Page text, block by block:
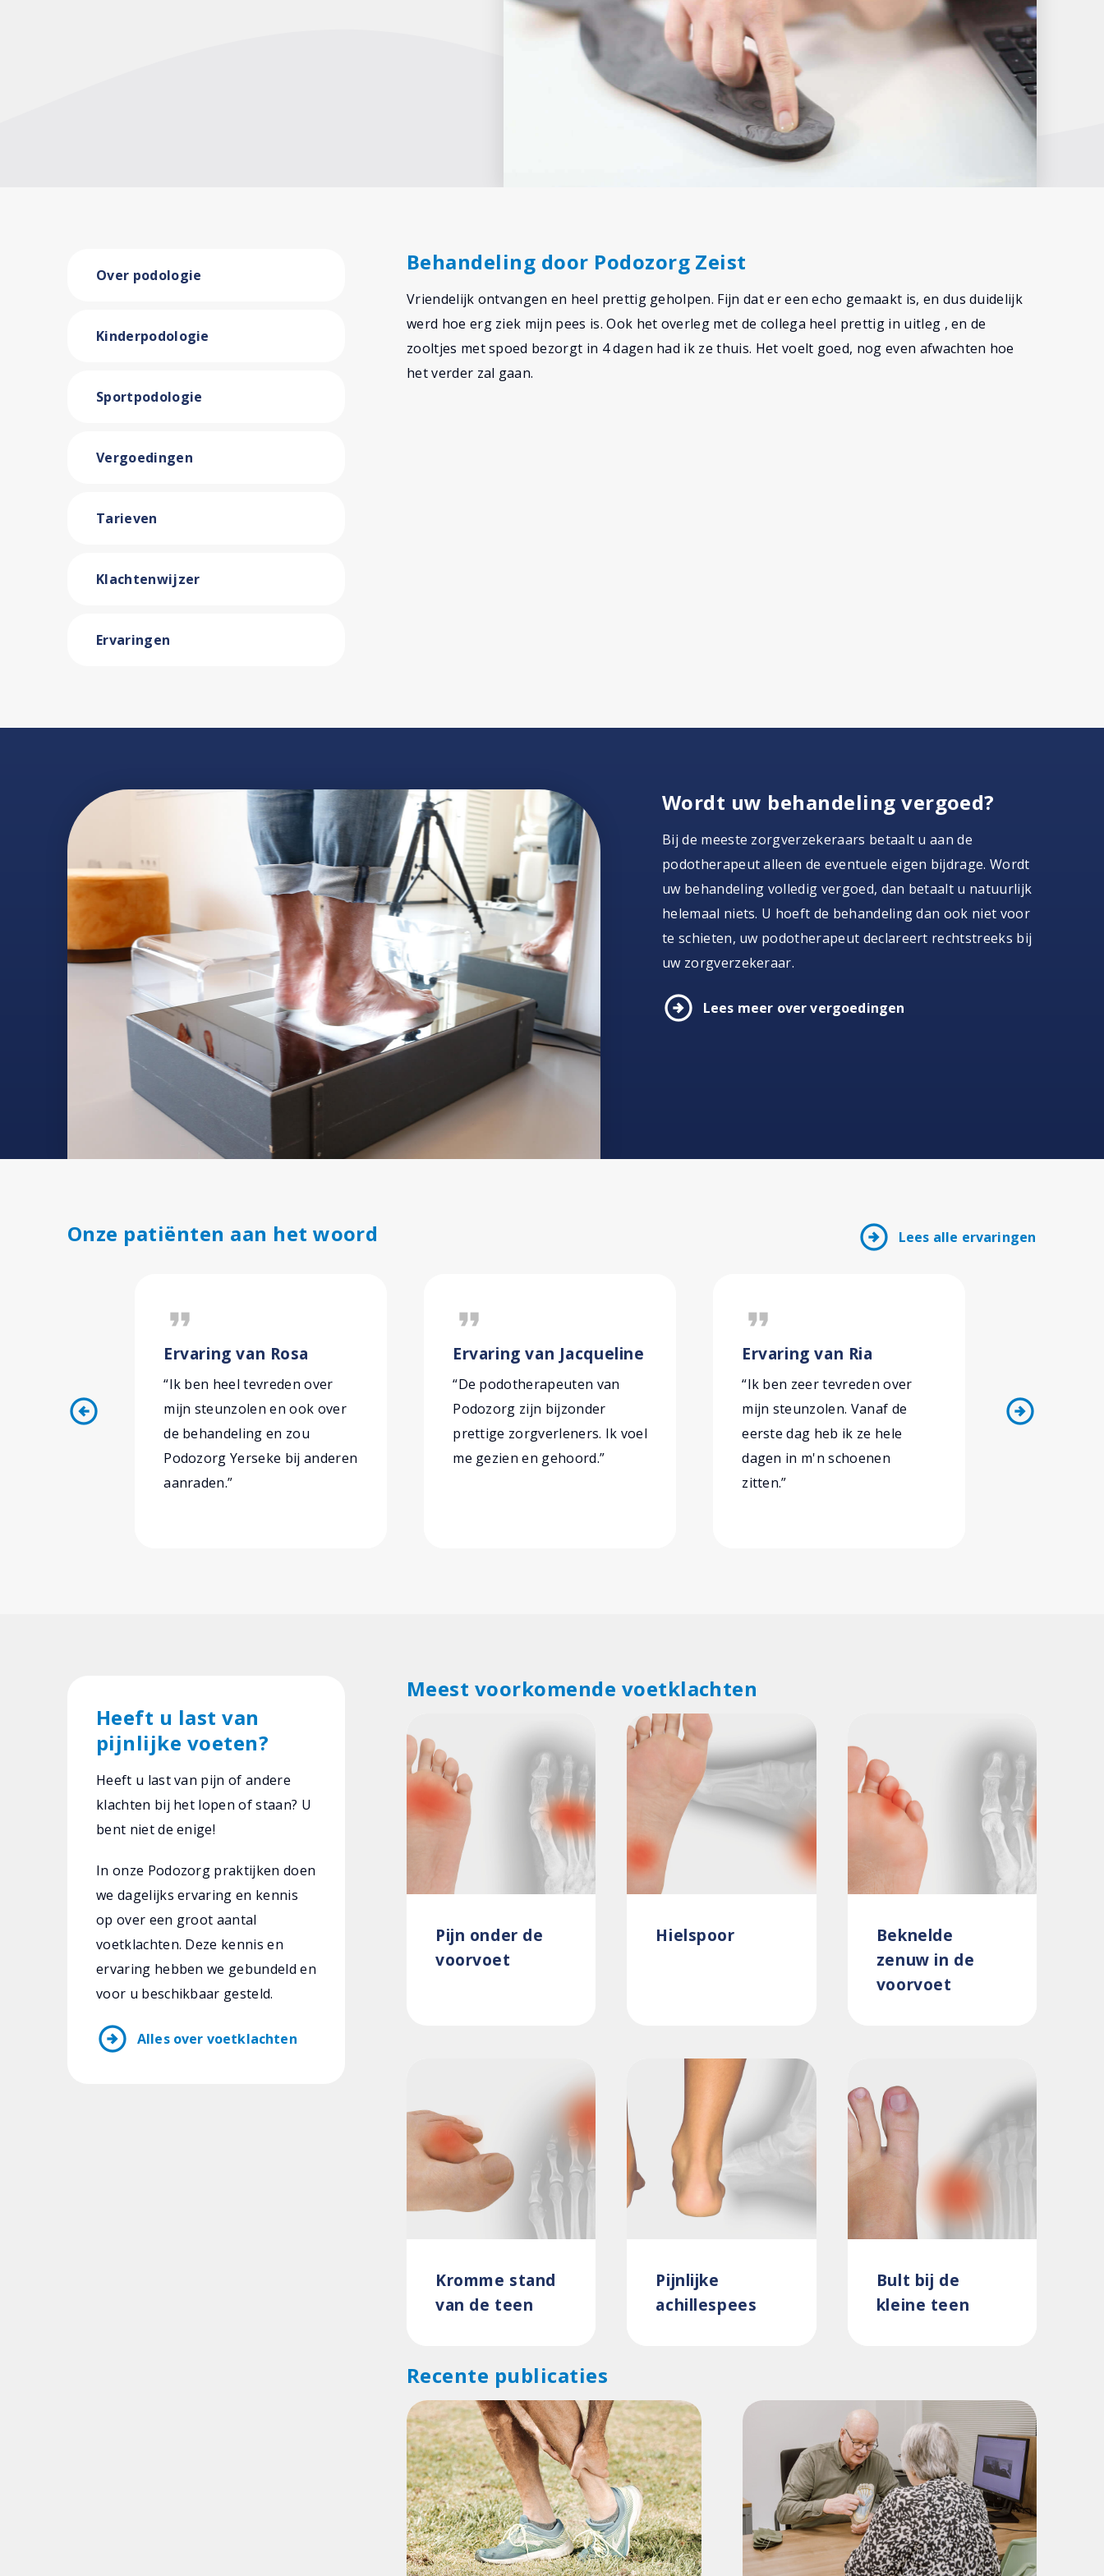
Over podologie
Kinderpodologie
Sportpodologie
Vergoedingen
Tarieven
Klachtenwijzer
Ervaringen
Behandeling door Podozorg Zeist
Vriendelijk ontvangen en heel prettig geholpen. Fijn dat er een echo gemaakt is, en dus duidelijk
werd hoe erg ziek mijn pees is. Ook het overleg met de collega heel prettig in uitleg , en de
zooltjes met spoed bezorgt in 4 dagen had ik ze thuis. Het voelt goed, nog even afwachten hoe
het verder zal gaan.
Wordt uw behandeling vergoed?
Bij de meeste zorgverzekeraars betaalt u aan de
podotherapeut alleen de eventuele eigen bijdrage. Wordt
uw behandeling volledig vergoed, dan betaalt u natuurlijk
helemaal niets. U hoeft de behandeling dan ook niet voor
te schieten, uw podotherapeut declareert rechtstreeks bij
uw zorgverzekeraar.
arrow_circle_right Lees meer over vergoedingen
Onze patiënten aan het woord arrow_circle_right Lees alle ervaringen
arrow_circle_left
format_quote
Ervaring van Rosa
“Ik ben heel tevreden over
mijn steunzolen en ook over
de behandeling en zou
Podozorg Yerseke bij anderen
aanraden.”
format_quote
Ervaring van Jacqueline
“De podotherapeuten van
Podozorg zijn bijzonder
prettige zorgverleners. Ik voel
me gezien en gehoord.”
format_quote
Ervaring van Ria
“Ik ben zeer tevreden over
mijn steunzolen. Vanaf de
eerste dag heb ik ze hele
dagen in m'n schoenen
zitten.”
wat
arrow_circle_right
Heeft u last van
pijnlijke voeten?
Heeft u last van pijn of andere
klachten bij het lopen of staan? U
bent niet de enige!
In onze Podozorg praktijken doen
we dagelijks ervaring en kennis
op over een groot aantal
voetklachten. Deze kennis en
ervaring hebben we gebundeld en
voor u beschikbaar gesteld.
arrow_circle_right Alles over voetklachten
Meest voorkomende voetklachten
Pijn onder de
voorvoet
Hielspoor
Beknelde
zenuw in de
voorvoet
Kromme stand
van de teen
Pijnlijke
achillespees
Bult bij de
kleine teen
Recente publicaties